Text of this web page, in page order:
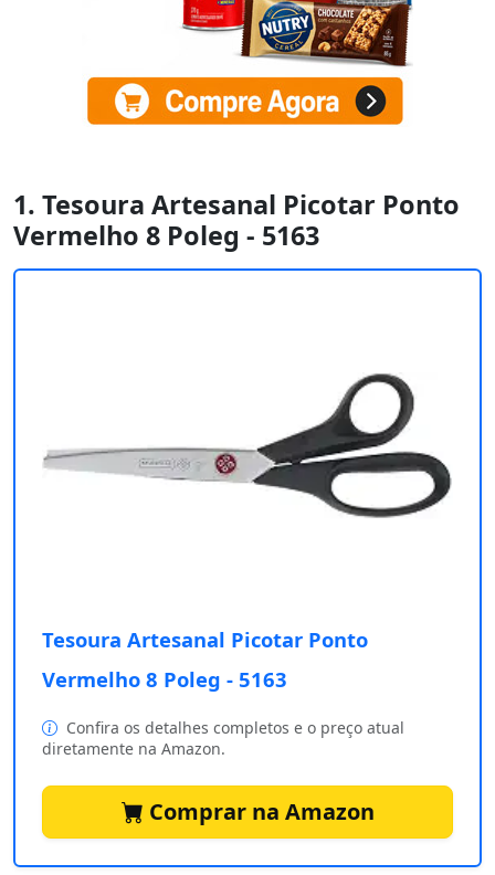
1. Tesoura Artesanal Picotar Ponto
Vermelho 8 Poleg - 5163
Tesoura Artesanal Picotar Ponto
Vermelho 8 Poleg - 5163
Confira os detalhes completos e o preço atual
diretamente na Amazon.
Comprar na Amazon